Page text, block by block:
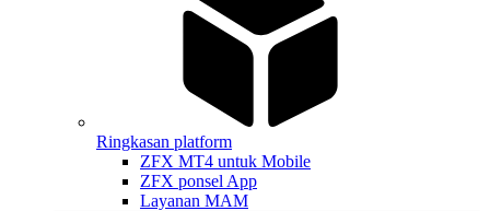
Ringkasan platform
ZFX MT4 untuk Mobile
ZFX ponsel App
Layanan MAM